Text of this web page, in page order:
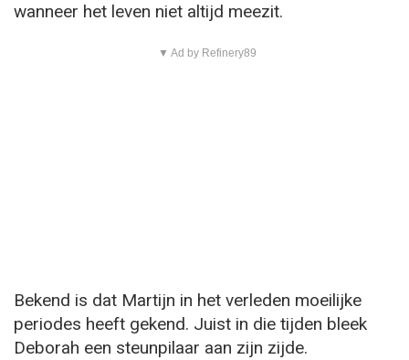
wanneer het leven niet altijd meezit.
▼ Ad by Refinery89
Bekend is dat Martijn in het verleden moeilijke
periodes heeft gekend. Juist in die tijden bleek
Deborah een steunpilaar aan zijn zijde.